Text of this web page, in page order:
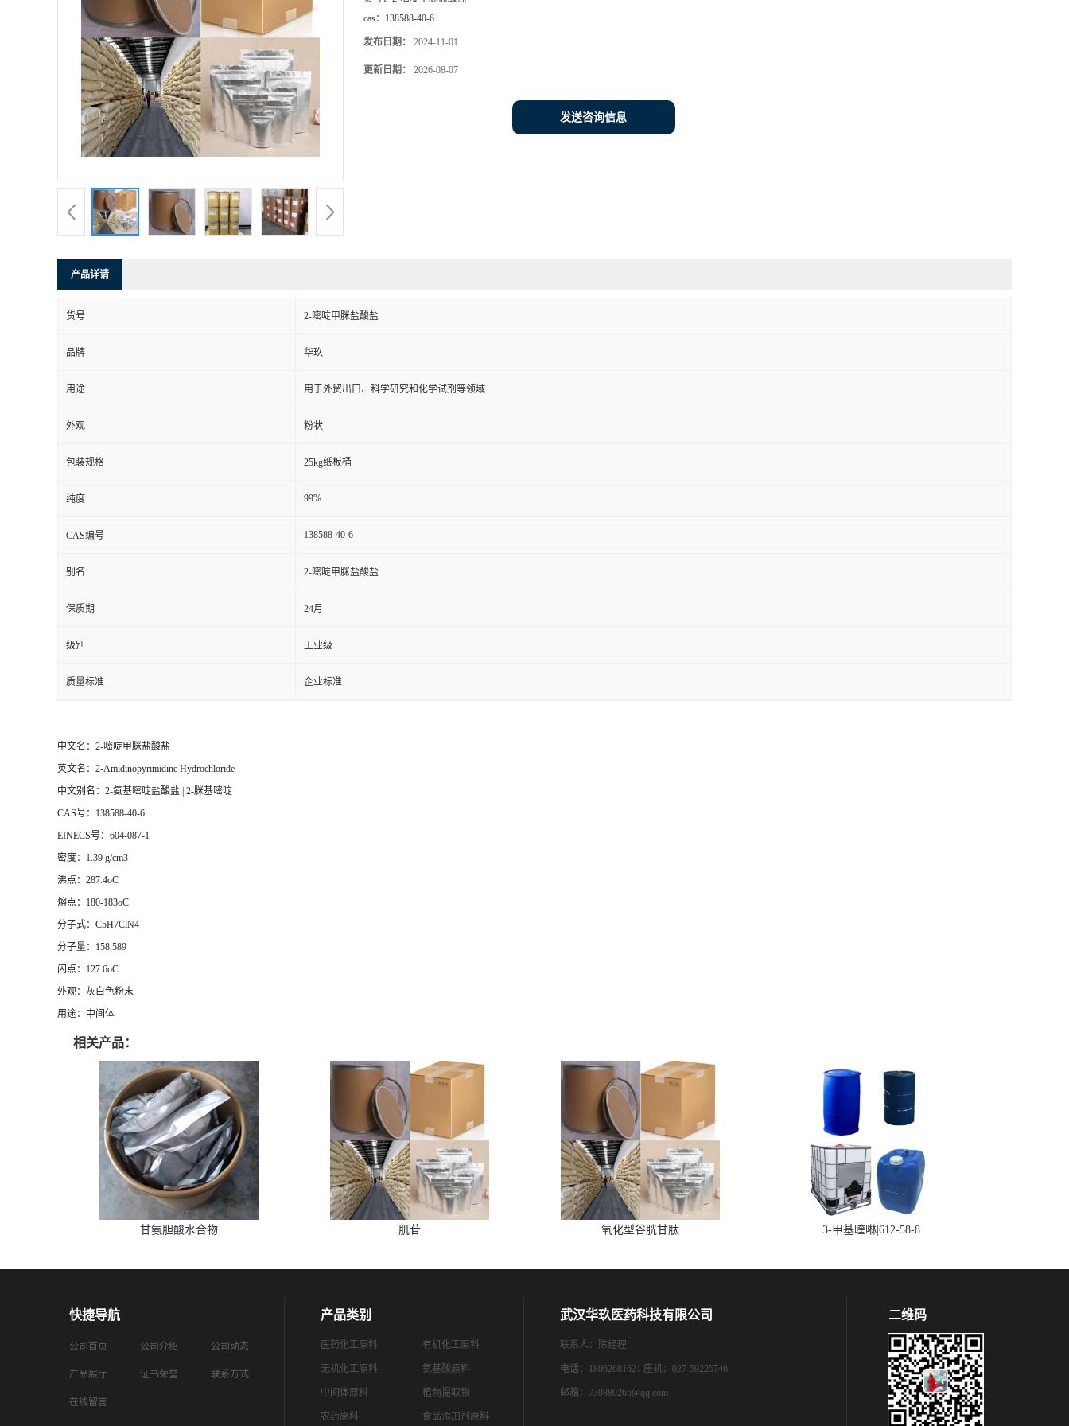
cas： 138588-40-6
发布日期： 2024-11-01
更新日期： 2026-08-07
发送咨询信息
产品详请
货号 2-嘧啶甲脒盐酸盐
品牌 华玖
用途 用于外贸出口、科学研究和化学试剂等领域
外观 粉状
包装规格 25kg纸板桶
纯度 99%
CAS编号 138588-40-6
别名 2-嘧啶甲脒盐酸盐
保质期 24月
级别 工业级
质量标准 企业标准
中文名：2-嘧啶甲脒盐酸盐
英文名：2-Amidinopyrimidine Hydrochloride
中文别名：2-氨基嘧啶盐酸盐 | 2-脒基嘧啶
CAS号：138588-40-6
EINECS号：604-087-1
密度：1.39 g/cm3
沸点：287.4oC
熔点：180-183oC
分子式：C5H7ClN4
分子量：158.589
闪点：127.6oC
外观：灰白色粉末
用途：中间体
相关产品：
甘氨胆酸水合物 肌苷 氧化型谷胱甘肽 3-甲基喹啉|612-58-8
快捷导航
公司首页 公司介绍 公司动态
产品展厅 证书荣誉 联系方式
在线留言
产品类别
医药化工原料 有机化工原料
无机化工原料 氨基酸原料
中间体原料 植物提取物
农药原料 食品添加剂原料
武汉华玖医药科技有限公司
联系人：陈经理
电话：18062681621 座机：027-59225746
邮箱： 730880265@qq.com
二维码